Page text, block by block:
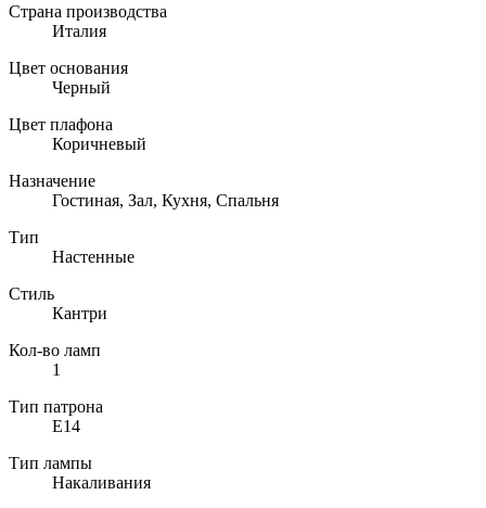
Страна производства
Италия
Цвет основания
Черный
Цвет плафона
Коричневый
Назначение
Гостиная, Зал, Кухня, Спальня
Тип
Настенные
Стиль
Кантри
Кол-во ламп
1
Тип патрона
E14
Тип лампы
Накаливания